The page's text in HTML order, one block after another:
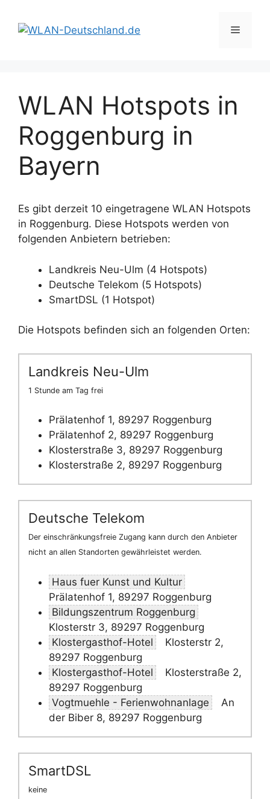
Inhalt
springen
Menü
WLAN Hotspots in
Roggenburg in
Bayern
Es gibt derzeit 10 eingetragene WLAN Hotspots
in Roggenburg. Diese Hotspots werden von
folgenden Anbietern betrieben:
Landkreis Neu-Ulm (4 Hotspots)
Deutsche Telekom (5 Hotspots)
SmartDSL (1 Hotspot)
Die Hotspots befinden sich an folgenden Orten:
Landkreis Neu-Ulm
1 Stunde am Tag frei
Prälatenhof 1, 89297 Roggenburg
Prälatenhof 2, 89297 Roggenburg
Klosterstraße 3, 89297 Roggenburg
Klosterstraße 2, 89297 Roggenburg
Deutsche Telekom
Der einschränkungsfreie Zugang kann durch den Anbieter
nicht an allen Standorten gewährleistet werden.
Haus fuer Kunst und Kultur
Prälatenhof 1, 89297 Roggenburg
Bildungszentrum Roggenburg
Klosterstr 3, 89297 Roggenburg
Klostergasthof-Hotel
Klosterstr 2,
89297 Roggenburg
Klostergasthof-Hotel
Klosterstraße 2,
89297 Roggenburg
Vogtmuehle - Ferienwohnanlage
An
der Biber 8, 89297 Roggenburg
SmartDSL
keine